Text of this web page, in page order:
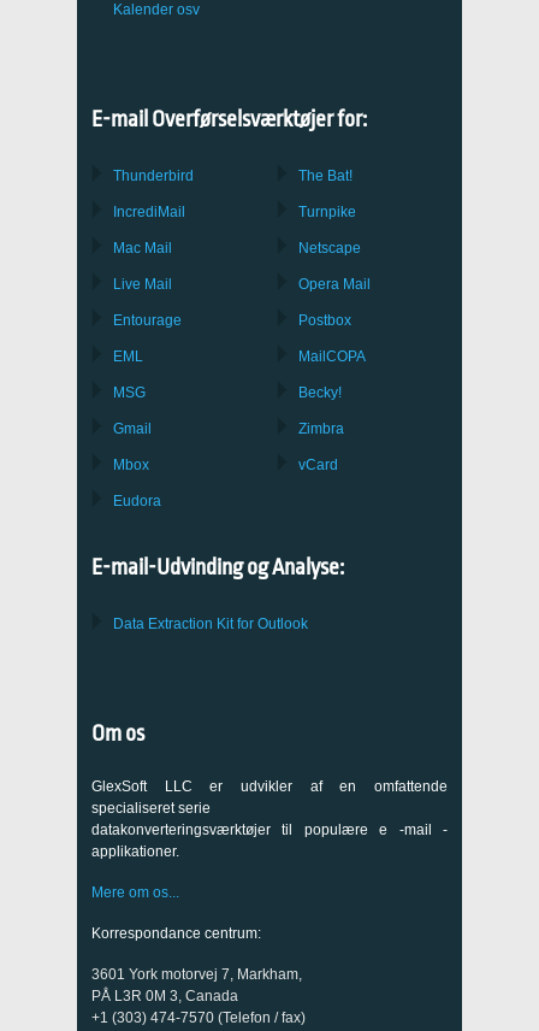
Kalender osv
E-mail Overførselsværktøjer for:
Thunderbird
IncrediMail
Mac Mail
Live Mail
Entourage
EML
MSG
Gmail
Mbox
Eudora
The Bat!
Turnpike
Netscape
Opera Mail
Postbox
MailCOPA
Becky!
Zimbra
vCard
E-mail-Udvinding og Analyse:
Data Extraction Kit for Outlook
Om os
GlexSoft LLC er udvikler af en omfattende
specialiseret serie
datakonverteringsværktøjer til populære e -mail -
applikationer.
Mere om os...
Korrespondance centrum:
3601 York motorvej 7, Markham,
PÅ L3R 0M 3, Canada
+1 (303) 474-7570 (Telefon / fax)